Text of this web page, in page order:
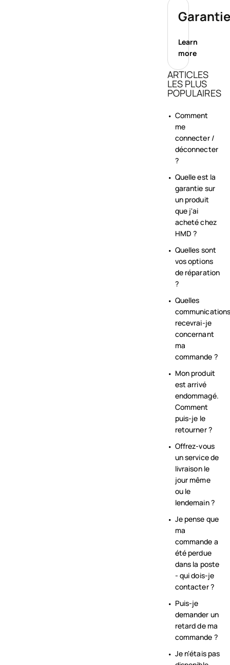
Learn
more
ARTICLES
LES PLUS
POPULAIRES
Comment
me
connecter /
déconnecter
?
Quelle est la
garantie sur
un produit
que j'ai
acheté chez
HMD ?
Quelles sont
vos options
de réparation
?
Quelles
communications
recevrai-je
concernant
ma
commande ?
Mon produit
est arrivé
endommagé.
Comment
puis-je le
retourner ?
Offrez-vous
un service de
livraison le
jour même
ou le
lendemain ?
Je pense que
ma
commande a
été perdue
dans la poste
- qui dois-je
contacter ?
Puis-je
demander un
retard de ma
commande ?
Je n'étais pas